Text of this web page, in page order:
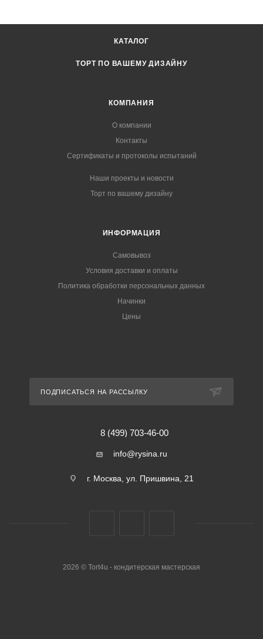
КАТАЛОГ
ТОРТ ПО ВАШЕМУ ДИЗАЙНУ
КОМПАНИЯ
О компании
Контакты
Сертификаты и протоколы испытаний
Наши проекты и новости
Торт по вашему дизайну
ИНФОРМАЦИЯ
Самовывоз
Условия доставки и оплаты
Политика обработки персональных данных
Начинки
Цены
ПОДПИСАТЬСЯ НА РАССЫЛКУ
8 (499) 703-46-00
info@rysina.ru
г. Москва, ул. Пришвина, 21
2026 © Tort4u - кондитерская мастерская